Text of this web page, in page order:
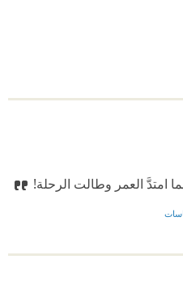
امتدَّ العمر وطالت الرحلة!